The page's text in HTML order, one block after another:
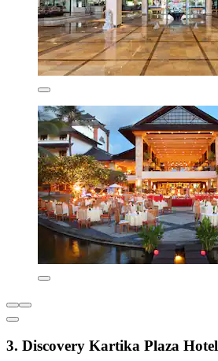
3. Discovery Kartika Plaza Hotel